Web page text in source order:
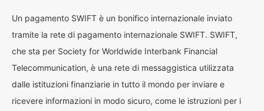
Un pagamento SWIFT è un bonifico internazionale inviato
tramite la rete di pagamento internazionale SWIFT. SWIFT,
che sta per Society for Worldwide Interbank Financial
Telecommunication, è una rete di messaggistica utilizzata
dalle istituzioni finanziarie in tutto il mondo per inviare e
ricevere informazioni in modo sicuro, come le istruzioni per i